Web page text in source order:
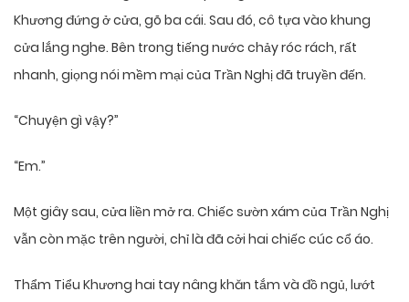
Khương đứng ở cửa, gõ ba cái. Sau đó, cô tựa vào khung
cửa lắng nghe. Bên trong tiếng nước chảy róc rách, rất
nhanh, giọng nói mềm mại của Trần Nghị đã truyền đến.
“Chuyện gì vậy?”
“Em.”
Một giây sau, cửa liền mở ra. Chiếc sườn xám của Trần Nghị
vẫn còn mặc trên người, chỉ là đã cởi hai chiếc cúc cổ áo.
Thẩm Tiểu Khương hai tay nâng khăn tắm và đồ ngủ, lướt